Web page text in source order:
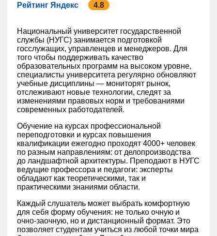
Рейтинг Яндекс 4.8
Национальный университет государственной
службы (НУГС) занимается подготовкой
госслужащих, управленцев и менеджеров. Для
того чтобы поддерживать качество
образовательных программ на высоком уровне,
специалисты университета регулярно обновляют
учебные дисциплины — мониторят рынок,
отслеживают новые технологии, следят за
изменениями правовых норм и требованиями
современных работодателей.
Обучение на курсах профессиональной
переподготовки и курсах повышения
квалификации ежегодно проходят 4000+ человек
по разным направлениям: от делопроизводства
до ландшафтной архитектуры. Преподают в НУГС
ведущие профессора и педагоги: эксперты
обладают как теоретическими, так и
практическими знаниями области.
Каждый слушатель может выбрать комфортную
для себя форму обучения: не только очную и
очно-заочную, но и дистанционный формат. Это
позволяет студентам учиться из любой точки мира